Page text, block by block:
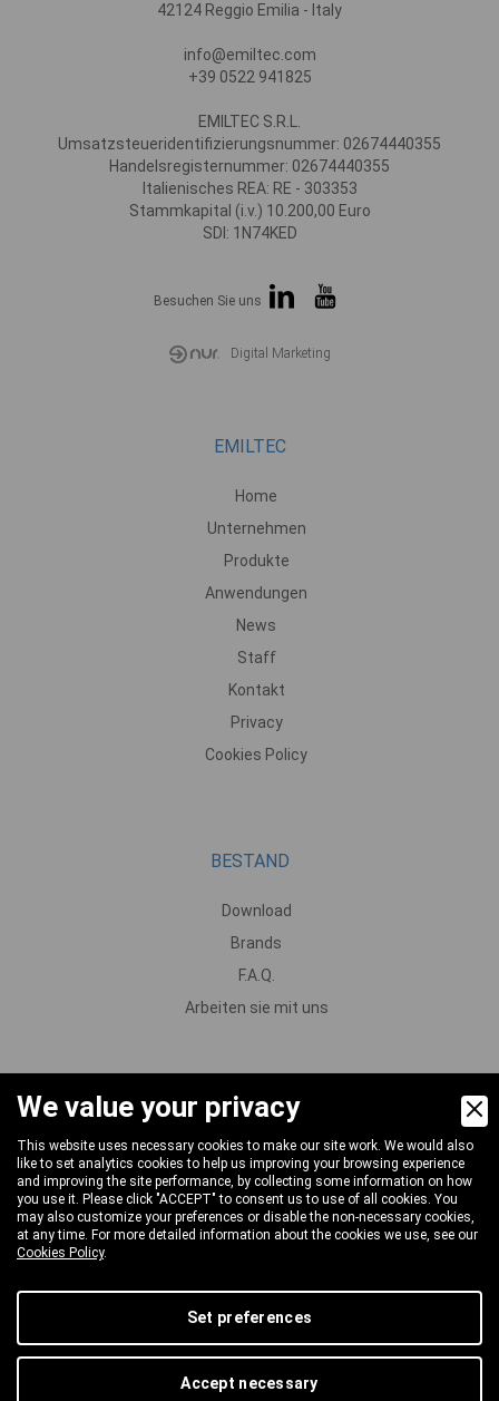
42124 Reggio Emilia - Italy
info@emiltec.com
+39 0522 941825
EMILTEC S.R.L.
Umsatzsteueridentifizierungsnummer: 02674440355
Handelsregisternummer: 02674440355
Italienisches REA: RE - 303353
Stammkapital (i.v.) 10.200,00 Euro
SDI: 1N74KED
Besuchen Sie uns
Digital Marketing
EMILTEC
Home
Unternehmen
Produkte
Anwendungen
News
Staff
Kontakt
Privacy
Cookies Policy
BESTAND
Download
Brands
F.A.Q.
Arbeiten sie mit uns
PRODUKTE
Pumpen
Motoren und Untersetzungsgetriebe
Ventile
Düsen und Reinigungsköpfe
Zerstäubung und Schaum
Schläuche und Schlauchtrommeln
An- und Verschlüsse
We value your privacy
This website uses necessary cookies to make our site work. We would also
like to set analytics cookies to help us improving your browsing experience
and improving the site performance, by collecting some information on how
you use it. Please click "ACCEPT" to consent us to use of all cookies. You
may also customize your preferences or disable the non-necessary cookies,
at any time. For more detailed information about the cookies we use, see our
Cookies Policy.
Set preferences
Accept necessary